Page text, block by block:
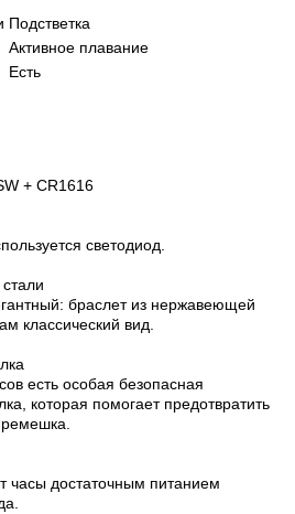
Подстветка
Активное плавание
Есть
+ CR1616
светодиод.
браслет из нержавеющей
классический вид.
есть особая безопасная
которая помогает предотвратить
ремешка.
часы достаточным питанием